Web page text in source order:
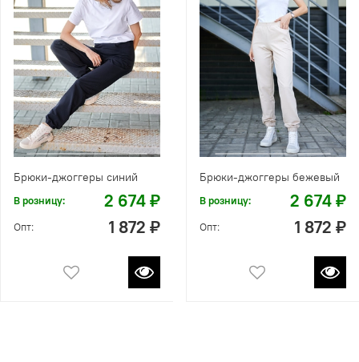
Брюки-джоггеры синий
В розницу: 2 674 ₽
Опт: 1 872 ₽
Брюки-джоггеры бежевый
В розницу: 2 674 ₽
Опт: 1 872 ₽